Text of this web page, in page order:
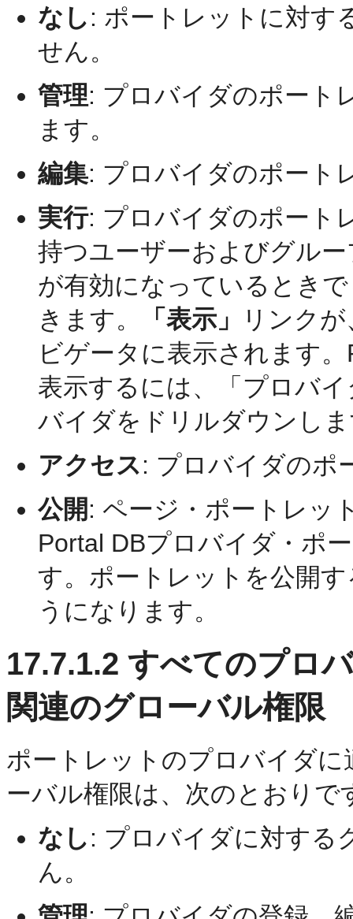
なし: ポートレットに対す
せん。
管理: プロバイダのポート
ます。
編集: プロバイダのポート
実行: プロバイダのポート
持つユーザーおよびグル
が有効になっているとき
きます。
「表示」
リンク
ビゲータに表示されます
表示するには、「プロバ
バイダをドリルダウンし
アクセス: プロバイダのポ
公開: ページ・ポートレッ
Portal DBプロバイダ・ポ
す。ポートレットを公開
うになります。
17.7.1.2 すべてのプロ
関連のグローバル権限
ポートレットのプロバイダ
ーバル権限は、次のとおりで
なし: プロバイダに対する
ん。